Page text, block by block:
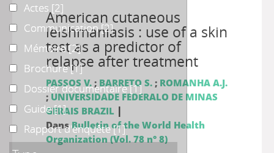
American cutaneous
leishmaniasis : use of a skin
test as a predictor of
relapse after treatment
PASSOS V.; BARRETO S.; ROMANHA A.J.
; UNIVERSIDADE FEDERALO DE MINAS
GERAIS BRAZIL |
DansBulletin of the World Health
Organization (Vol. 78 n° 8)
ActesActes [2]
Communication
Communication[2]
Mémoire
Mémoire[2]
Brochure
Brochure[1]
Dossier documentaire
Dossier documentaire[1]
GuideGuide[1]
Rapport d'enquête
Rapport d'enquête[1]